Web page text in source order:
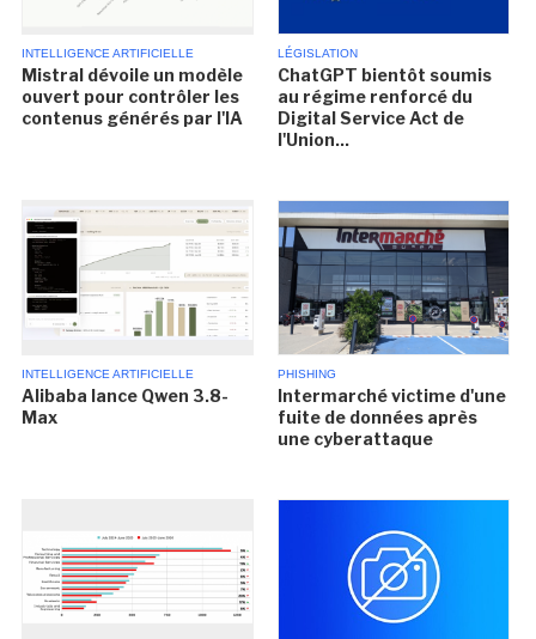
INTELLIGENCE ARTIFICIELLE
Mistral dévoile un modèle
ouvert pour contrôler les
contenus générés par l'IA
LÉGISLATION
ChatGPT bientôt soumis
au régime renforcé du
Digital Service Act de
l'Union...
INTELLIGENCE ARTIFICIELLE
Alibaba lance Qwen 3.8-
Max
PHISHING
Intermarché victime d'une
fuite de données après
une cyberattaque